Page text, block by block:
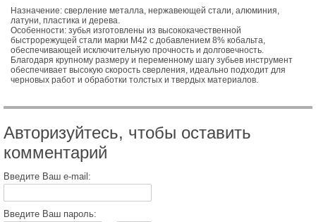
Назначение: сверление металла, нержавеющей стали, алюминия,
латуни, пластика и дерева.
Особенности: зубья изготовлены из высококачественной
быстрорежущей стали марки M42 с добавлением 8% кобальта,
обеспечивающей исключительную прочность и долговечность.
Благодаря крупному размеру и переменному шагу зубьев инструмент
обеспечивает высокую скорость сверления, идеально подходит для
черновых работ и обработки толстых и твердых материалов.
Авторизуйтесь, чтобы оставить
комментарий
Введите Ваш e-mail:
Введите Ваш пароль: